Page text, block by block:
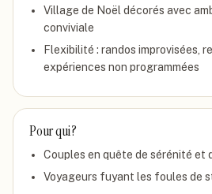
Village de Noël décorés avec
conviviale
Flexibilité : randos improvisées,
expériences non programmées
Pour qui ?
Couples en quête de sérénité et
Voyageurs fuyant les foules de